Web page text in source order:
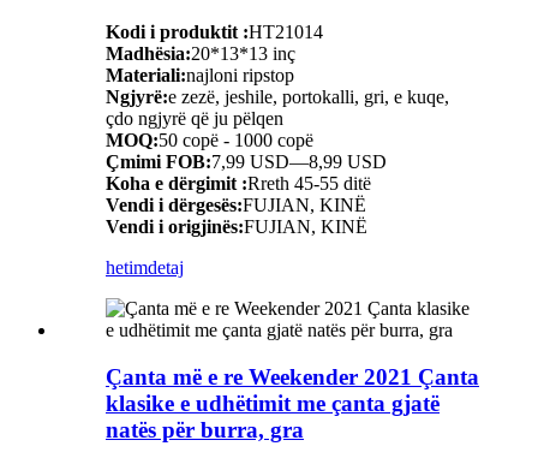
Kodi i produktit :HT21014
Madhësia:20*13*13 inç
Materiali:najloni ripstop
Ngjyrë:e zezë, jeshile, portokalli, gri, e kuqe,
çdo ngjyrë që ju pëlqen
MOQ:50 copë - 1000 copë
Çmimi FOB:7,99 USD—8,99 USD
Koha e dërgimit :Rreth 45-55 ditë
Vendi i dërgesës:FUJIAN, KINË
Vendi i origjinës:FUJIAN, KINË
hetimdetaj
Çanta më e re Weekender 2021 Çanta
klasike e udhëtimit me çanta gjatë
natës për burra, gra